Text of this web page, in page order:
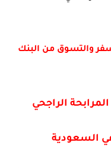
والتسوق من البنك
الراجحي
السعودية